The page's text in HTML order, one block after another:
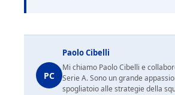
PC
Paolo Cibelli
Mi chiamo Paolo Cibelli e
Serie A. Sono un grande
spogliatoio alle strategie della